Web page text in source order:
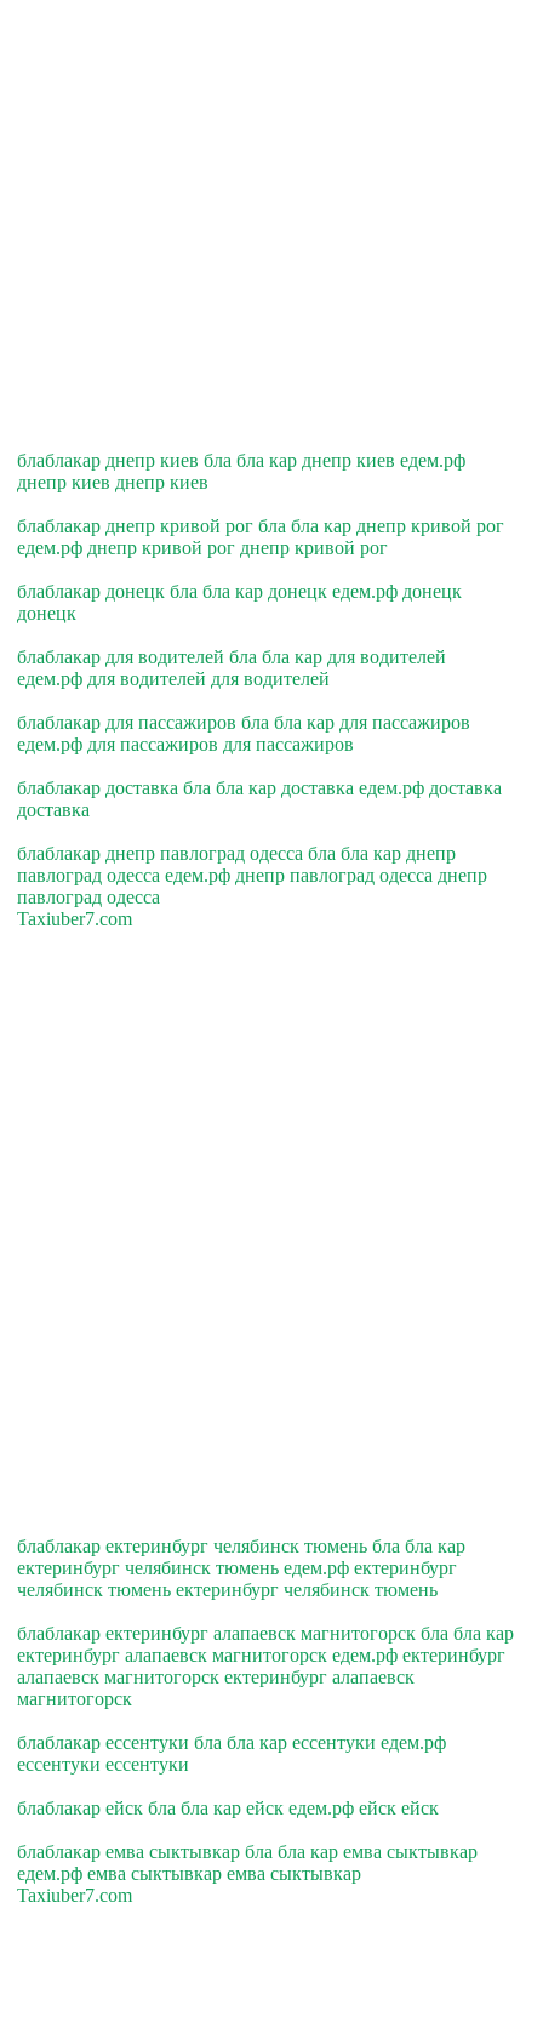
блаблакар днепр киев бла бла кар днепр киев едем.рф
днепр киев днепр киев
блаблакар днепр кривой рог бла бла кар днепр кривой рог
едем.рф днепр кривой рог днепр кривой рог
блаблакар донецк бла бла кар донецк едем.рф донецк
донецк
блаблакар для водителей бла бла кар для водителей
едем.рф для водителей для водителей
блаблакар для пассажиров бла бла кар для пассажиров
едем.рф для пассажиров для пассажиров
блаблакар доставка бла бла кар доставка едем.рф доставка
доставка
блаблакар днепр павлоград одесса бла бла кар днепр
павлоград одесса едем.рф днепр павлоград одесса днепр
павлоград одесса
Taxiuber7.com
блаблакар ектеринбург челябинск тюмень бла бла кар
ектеринбург челябинск тюмень едем.рф ектеринбург
челябинск тюмень ектеринбург челябинск тюмень
блаблакар ектеринбург алапаевск магнитогорск бла бла кар
ектеринбург алапаевск магнитогорск едем.рф ектеринбург
алапаевск магнитогорск ектеринбург алапаевск
магнитогорск
блаблакар ессентуки бла бла кар ессентуки едем.рф
ессентуки ессентуки
блаблакар ейск бла бла кар ейск едем.рф ейск ейск
блаблакар емва сыктывкар бла бла кар емва сыктывкар
едем.рф емва сыктывкар емва сыктывкар
Taxiuber7.com